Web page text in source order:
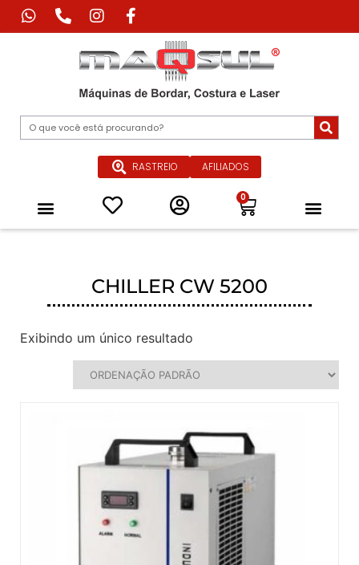
RASTREIO AFILIADOS
0
CHILLER CW 5200
Exibindo um único resultado